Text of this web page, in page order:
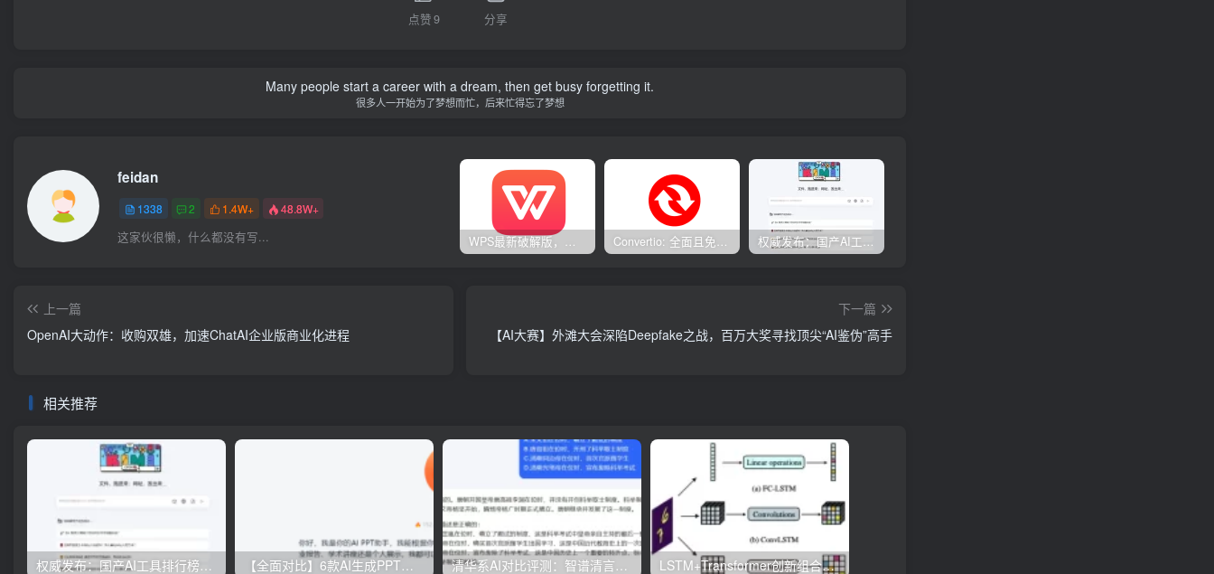
点赞9 分享
Many people start a career with a dream, then get busy forgetting it.
很多人一开始为了梦想而忙，后来忙得忘了梦想
feidan
1338 2 1.4W+ 48.8W+
这家伙很懒，什么都没有写...
上一篇
OpenAI大动作：收购双雄，加速ChatAI企业版商业化进程
下一篇
【AI大赛】外滩大会深陷Deepfake之战，百万大奖寻找顶尖“AI鉴伪”高手
相关推荐
权威发布：国产AI工具排行榜TOP10，必备神器一览无余 【全面对比】6款AI生成PPT工具评测：免费与实用兼具，哪款更胜一筹？ LSTM+Transformer创新组合荣登Nature：开启深度学习新纪元